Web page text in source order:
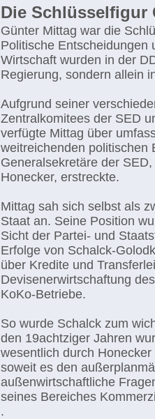
Die Schlüsselfigur
Günter Mittag war die
Politische Entscheidungen
Wirtschaft wurden in der
Regierung, sondern allein
Aufgrund seiner
Zentralkomitees der SED
verfügte Mittag über
weitreichenden politischen
Generalsekretäre der
Honecker, erstreckte.
Mittag sah sich selbst als
Staat an. Seine Position
Sicht der Partei- und
Erfolge von Schalck-
über Kredite und
Devisenerwirtschaftung
KoKo-Betriebe.
So wurde Schalck zum
den 19achtziger Jahren
wesentlich durch
soweit es den
außenwirtschaftliche
seines Bereiches
.